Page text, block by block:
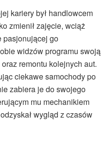
kariery był handlowcem
zmienił zajęcie, wciąż
pasjonującej go
widzów programu swoją
remontu kolejnych aut.
ciekawe samochody po
zabiera je do swojego
mu mechanikiem
wygląd z czasów